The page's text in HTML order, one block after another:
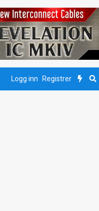
Logg inn Registrer